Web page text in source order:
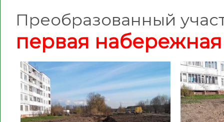
Преобразованный
первая